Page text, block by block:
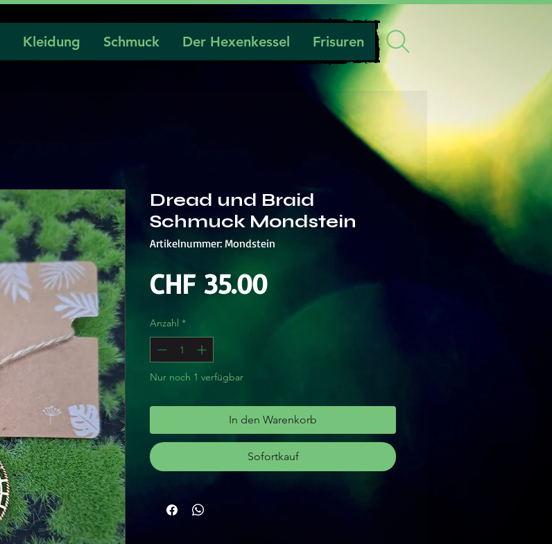
Kleidung Schmuck Der Hexenkessel Frisuren
Dread und Braid
Schmuck Mondstein
Artikelnummer: Mondstein
CHF 35.00Preis
Anzahl *
Nur noch 1 verfügbar
In den Warenkorb
Sofortkauf